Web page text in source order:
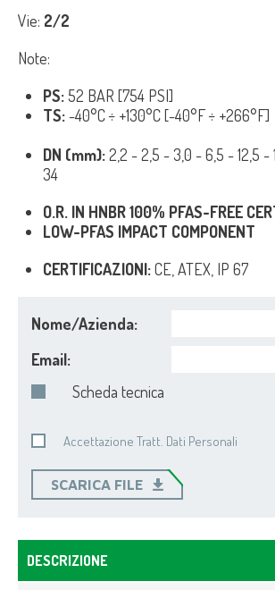
Vie: 2/2
Note:
PS: 52 BAR [754 PSI]
TS: -40°C ÷ +130°C [-40°F ÷ +266°F]
DN (mm):2,2 - 2,5 - 3,0 - 6,5 - 12,5 -
34
O.R. IN HNBR 100% PFAS-FREE
LOW-PFAS IMPACT COMPONENT
CERTIFICAZIONI:CE, ATEX, IP 67
Nome/Azienda:
Email:
Scheda tecnica
Accettazione Tratt. Dati Personali
SCARICA FILE
DESCRIZIONE